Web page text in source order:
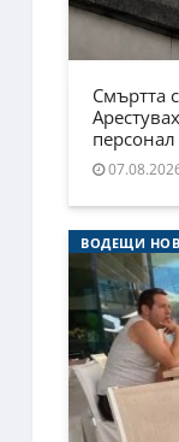
Смъртта
персонал
ВОДЕЩИ